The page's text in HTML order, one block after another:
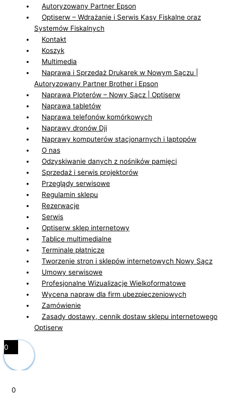
Autoryzowany Partner Epson
Optiserw – Wdrażanie i Serwis Kasy Fiskalne oraz
Systemów Fiskalnych
Kontakt
Koszyk
Multimedia
Naprawa i Sprzedaż Drukarek w Nowym Sączu |
Autoryzowany Partner Brother i Epson
Naprawa Ploterów – Nowy Sącz | Optiserw
Naprawa tabletów
Naprawa telefonów komórkowych
Naprawy dronów Dji
Naprawy komputerów stacjonarnych i laptopów
O nas
Odzyskiwanie danych z nośników pamięci
Sprzedaż i serwis projektorów
Przeglądy serwisowe
Regulamin sklepu
Rezerwacje
Serwis
Optiserw sklep internetowy
Tablice multimedialne
Terminale płatnicze
Tworzenie stron i sklepów internetowych Nowy Sącz
Umowy serwisowe
Profesjonalne Wizualizacje Wielkoformatowe
Wycena napraw dla firm ubezpieczeniowych
Zamówienie
Zasady dostawy, cennik dostaw sklepu internetowego
Optiserw
0
0